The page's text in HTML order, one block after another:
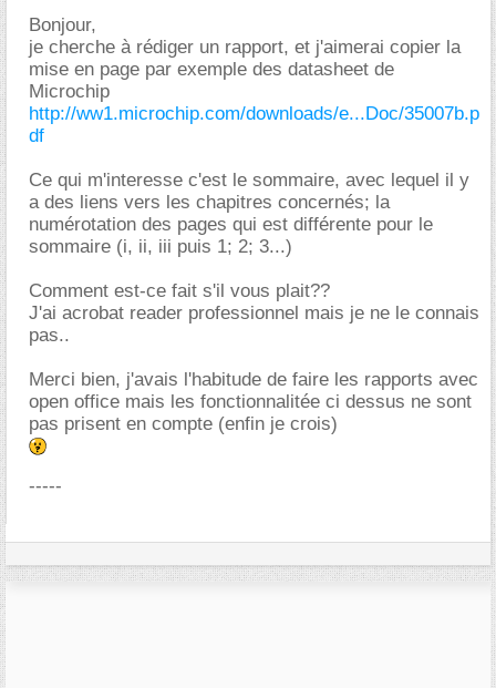
Bonjour,
je cherche à rédiger un rapport, et j'aimerai copier la
mise en page par exemple des datasheet de
Microchip
http://ww1.microchip.com/downloads/e...Doc/35007b.p
df
Ce qui m'interesse c'est le sommaire, avec lequel il y
a des liens vers les chapitres concernés; la
numérotation des pages qui est différente pour le
sommaire (i, ii, iii puis 1; 2; 3...)
Comment est-ce fait s'il vous plait??
J'ai acrobat reader professionnel mais je ne le connais
pas..
Merci bien, j'avais l'habitude de faire les rapports avec
open office mais les fonctionnalitée ci dessus ne sont
pas prisent en compte (enfin je crois)
-----